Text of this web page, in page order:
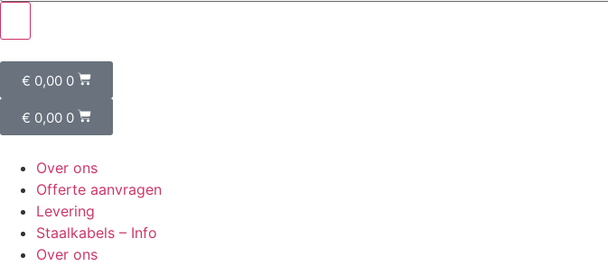
€ 0,00 0
€ 0,00 0
Over ons
Offerte aanvragen
Levering
Staalkabels – Info
Over ons